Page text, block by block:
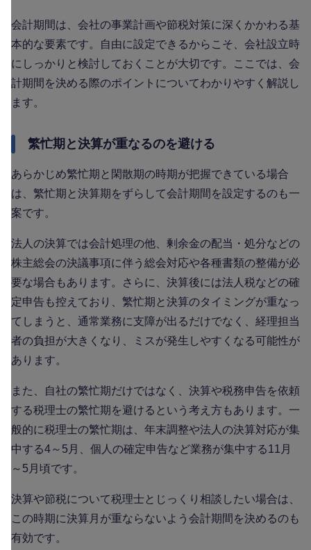
会計期間は、会社の事業計画や節税対策に深くかかわる基
本的な要素です。自由に設定できるからこそ、会社設立時
にしっかりと検討しておくことが大切です。ここでは、会
計期間を決める際のポイントについてわかりやすく解説し
ます。
繁忙期と決算が重なるのを避ける
あらかじめ繁忙期と閑散期の時期が把握できている場合
は、繁忙期と決算期をずらして会計期間を設定するのも一
案です。
法人の決算では会計処理の他、剰余金の配当・処分などの
株主総会の決議事項に伴う総会対応や各種書類の整備が必
要な場合もあります。さらに、決算後には法人税などの確
定申告も控えており、繁忙期と決算のタイミングが重なっ
てしまうと、通常業務に支障が出るだけでなく、経理担当
者の負担が大きくなり、ミスが発生しやすくなる可能性が
あります。
また、自社の繁忙期だけではなく、決算や税務申告を依頼
する税理士の繁忙期を避けるという考え方もあります。一
般的に税理士の繁忙期は、年末調整や法人の決算対応が集
中する4～5月、個人の確定申告など業務が集中する11月
～5月頃です。
決算や節税について税理士とじっくり相談したい場合は、
この時期に決算月が重ならないよう会計期間を決めるのも
有効です。